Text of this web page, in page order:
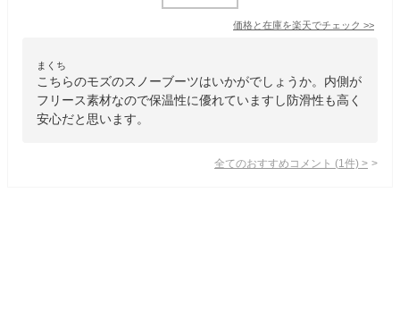
価格と在庫を楽天でチェック >>
まくち
こちらのモズのスノーブーツはいかがでしょうか。内側が
フリース素材なので保温性に優れていますし防滑性も高く
安心だと思います。
全てのおすすめコメント (1 件) >